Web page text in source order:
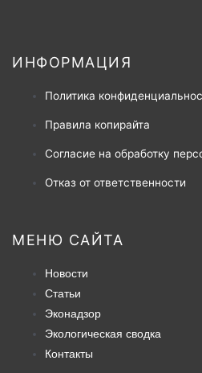
ИНФОРМАЦИЯ
Политика
Правила копирайта
Согласие на обработку
Отказ от ответственности
МЕНЮ САЙТА
Новости
Статьи
Эконадзор
Экологическая сводка
Контакты